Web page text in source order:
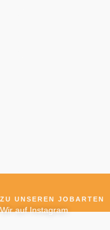
ZU UNSEREN JOBARTEN
Wir auf Instagram